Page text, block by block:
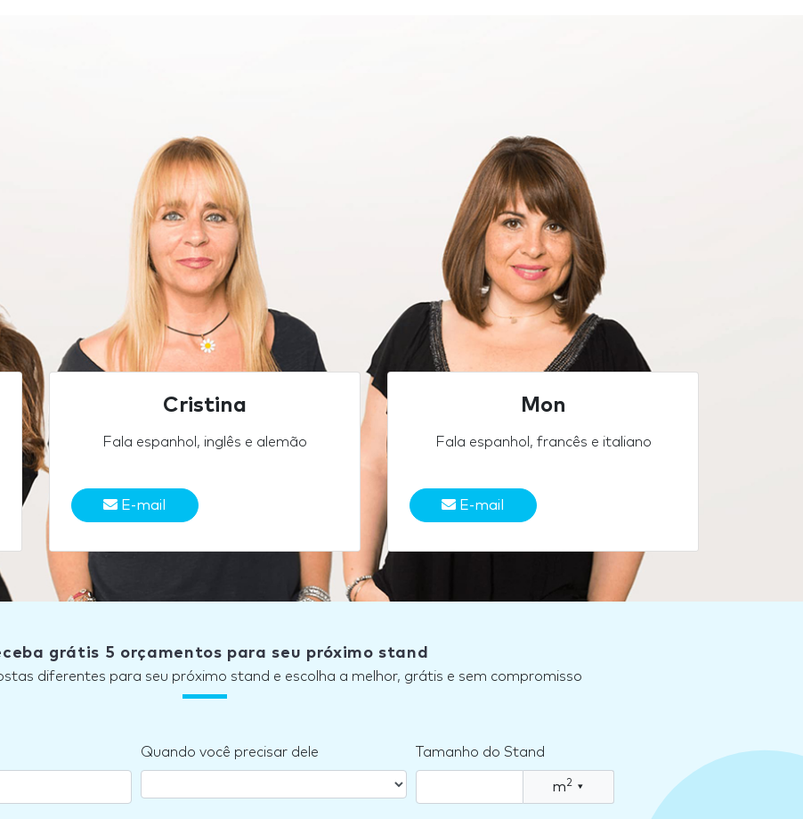
Cristina
Fala espanhol, inglês e alemão
E-mail
Mon
Fala espanhol, francês e italiano
E-mail
grátis 5 orçamentos para seu próximo stand
diferentes para seu próximo stand e escolha a melhor, grátis e sem compromisso
Quando você precisar dele Tamanho do Stand
m2 ▾